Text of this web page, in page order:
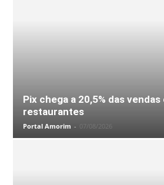
Pix chega a 20,5% das
restaurantes
Portal Amorim - 07/08/2026